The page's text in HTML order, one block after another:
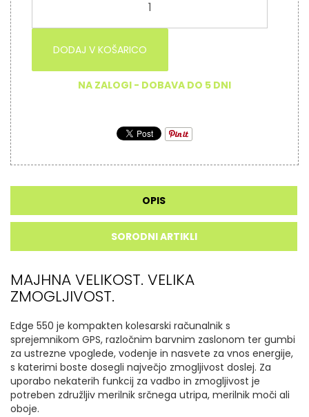
DODAJ V KOŠARICO
NA ZALOGI - DOBAVA DO 5 DNI
OPIS
SORODNI ARTIKLI
MAJHNA VELIKOST. VELIKA
ZMOGLJIVOST.
Edge 550 je kompakten kolesarski računalnik s
sprejemnikom GPS, razločnim barvnim zaslonom ter gumbi
za ustrezne vpoglede, vodenje in nasvete za vnos energije,
s katerimi boste dosegli največjo zmogljivost doslej. Za
uporabo nekaterih funkcij za vadbo in zmogljivost je
potreben združljiv merilnik srčnega utripa, merilnik moči ali
oboje.